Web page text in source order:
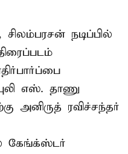
நடிப்பில்
எஸ். தாணு
அனிருத் ரவிச்சந்தர்
கேங்க்ஸ்டர்